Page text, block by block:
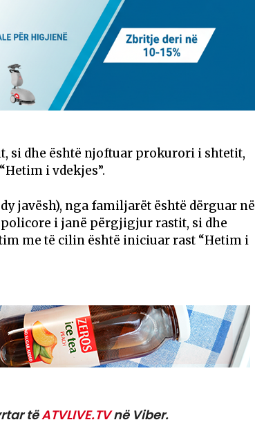
si dhe është njoftuar prokurori i shtetit,
i vdekjes”.
javësh), nga familjarët është dërguar në
i janë përgjigjur rastit, si dhe
me të cilin është iniciuar rast “Hetim i
tëATVLIVE.TVnë Viber.